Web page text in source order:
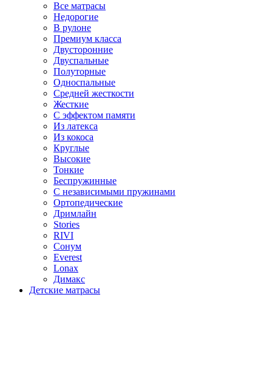
Все матрасы
Недорогие
В рулоне
Премиум класса
Двусторонние
Двуспальные
Полуторные
Односпальные
Средней жесткости
Жесткие
С эффектом памяти
Из латекса
Из кокоса
Круглые
Высокие
Тонкие
Беспружинные
С независимыми пружинами
Ортопедические
Дримлайн
Stories
RIVI
Сонум
Everest
Lonax
Димакс
Детские матрасы